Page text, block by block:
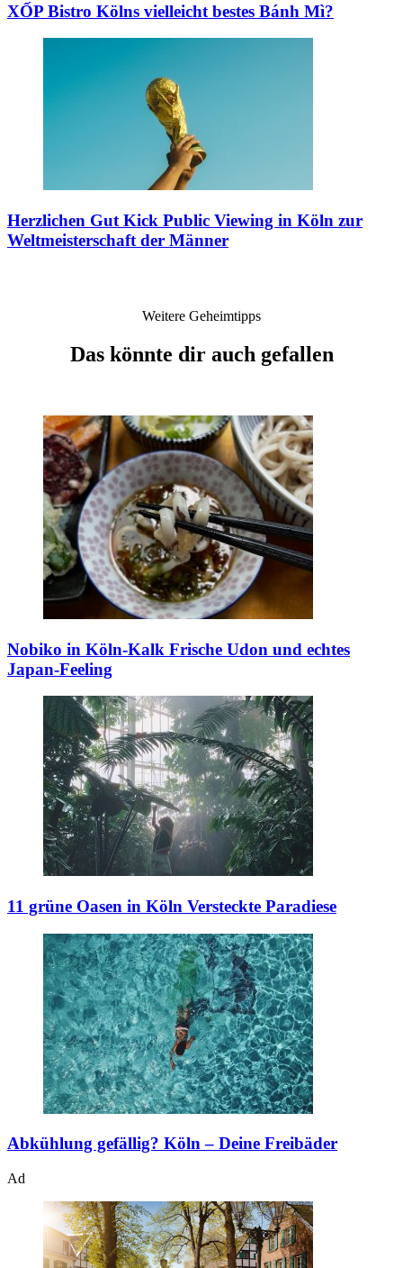
XỐP Bistro Kölns vielleicht bestes Bánh Mì?
Herzlichen Gut Kick Public Viewing in Köln zur
Weltmeisterschaft der Männer
Weitere Geheimtipps
Das könnte dir auch gefallen
Nobiko in Köln-Kalk Frische Udon und echtes
Japan-Feeling
11 grüne Oasen in Köln Versteckte Paradiese
Abkühlung gefällig? Köln – Deine Freibäder
Ad